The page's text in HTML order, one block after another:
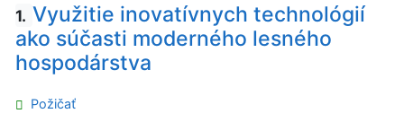
1. Využitie inovatívnych technológií
ako súčasti moderného lesného
hospodárstva
Požičať